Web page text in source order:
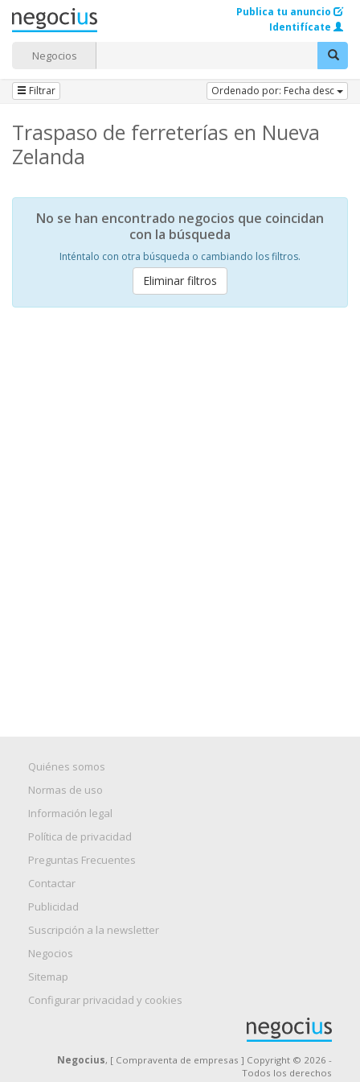
Negocios
Publica tu anuncio
Identifícate
Filtrar Ordenado por: Fecha desc
Traspaso de ferreterías en Nueva
Zelanda
No se han encontrado negocios que coincidan
con la búsqueda
Inténtalo con otra búsqueda o cambiando los filtros.
Eliminar filtros
Quiénes somos
Normas de uso
Información legal
Política de privacidad
Preguntas Frecuentes
Contactar
Publicidad
Suscripción a la newsletter
Negocios
Sitemap
Configurar privacidad y cookies
Negocius, [ Compraventa de empresas ] Copyright © 2026 -
Todos los derechos